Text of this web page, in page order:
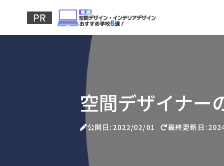
空間デザイナー
公開日:2022/02/01 最終更新日